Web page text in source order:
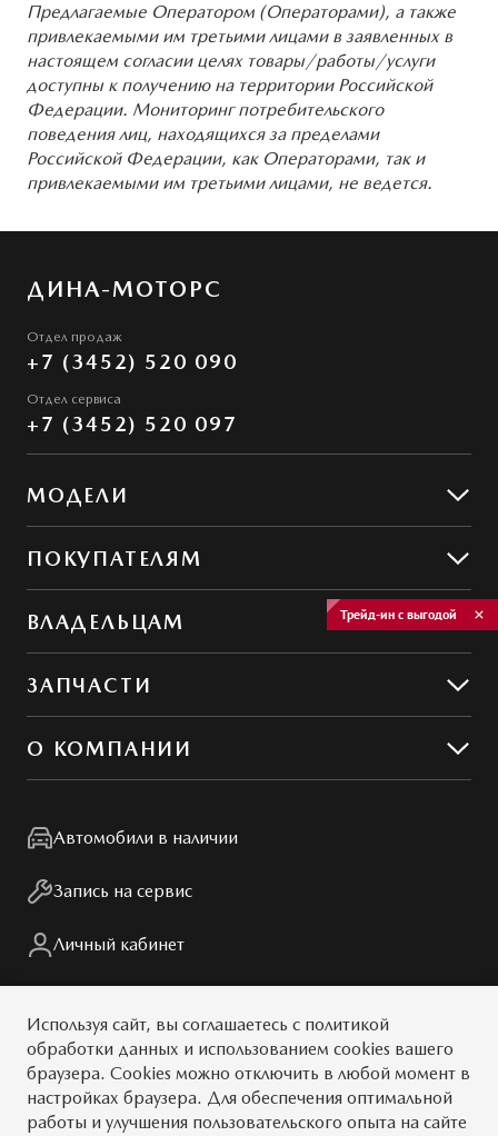
Предлагаемые Оператором (Операторами), а также
привлекаемыми им третьими лицами в заявленных в
настоящем согласии целях товары/работы/услуги
доступны к получению на территории Российской
Федерации. Мониторинг потребительского
поведения лиц, находящихся за пределами
Российской Федерации, как Операторами, так и
привлекаемыми им третьими лицами, не ведется.
ДИНА-МОТОРС
Отдел продаж
+7 (3452) 520 090
Отдел сервиса
+7 (3452) 520 097
МОДЕЛИ
Mazda CX-50
ПОКУПАТЕЛЯМ
MAZDA ГАРАНТ
ВЛАДЕЛЬЦАМ
Сервис и ремонт
Обслуживание
Кузовной ремонт
ЗАПЧАСТИ
MZD Oil & Parts
О КОМПАНИИ
Мир Mazda
Правовая информация
Автомобили в наличии
Запись на сервис
Личный кабинет
© 2026
Используя сайт, вы соглашаетесь с политикой
обработки данных и использованием cookies вашего
браузера. Cookies можно отключить в любой момент в
настройках браузера. Для обеспечения оптимальной
работы и улучшения пользовательского опыта на сайте
Трейд-ин с выгодой